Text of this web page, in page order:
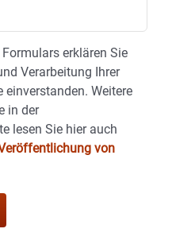
erklären Sie
Verarbeitung Ihrer
einverstanden. Weitere
in der
lesen Sie hier auch
von